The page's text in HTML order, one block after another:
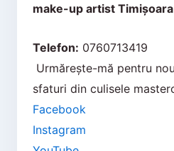
make-up artist Timișoara
Telefon: 0760713419
Urmărește-mă pentru
sfaturi din culisele
Facebook
Instagram